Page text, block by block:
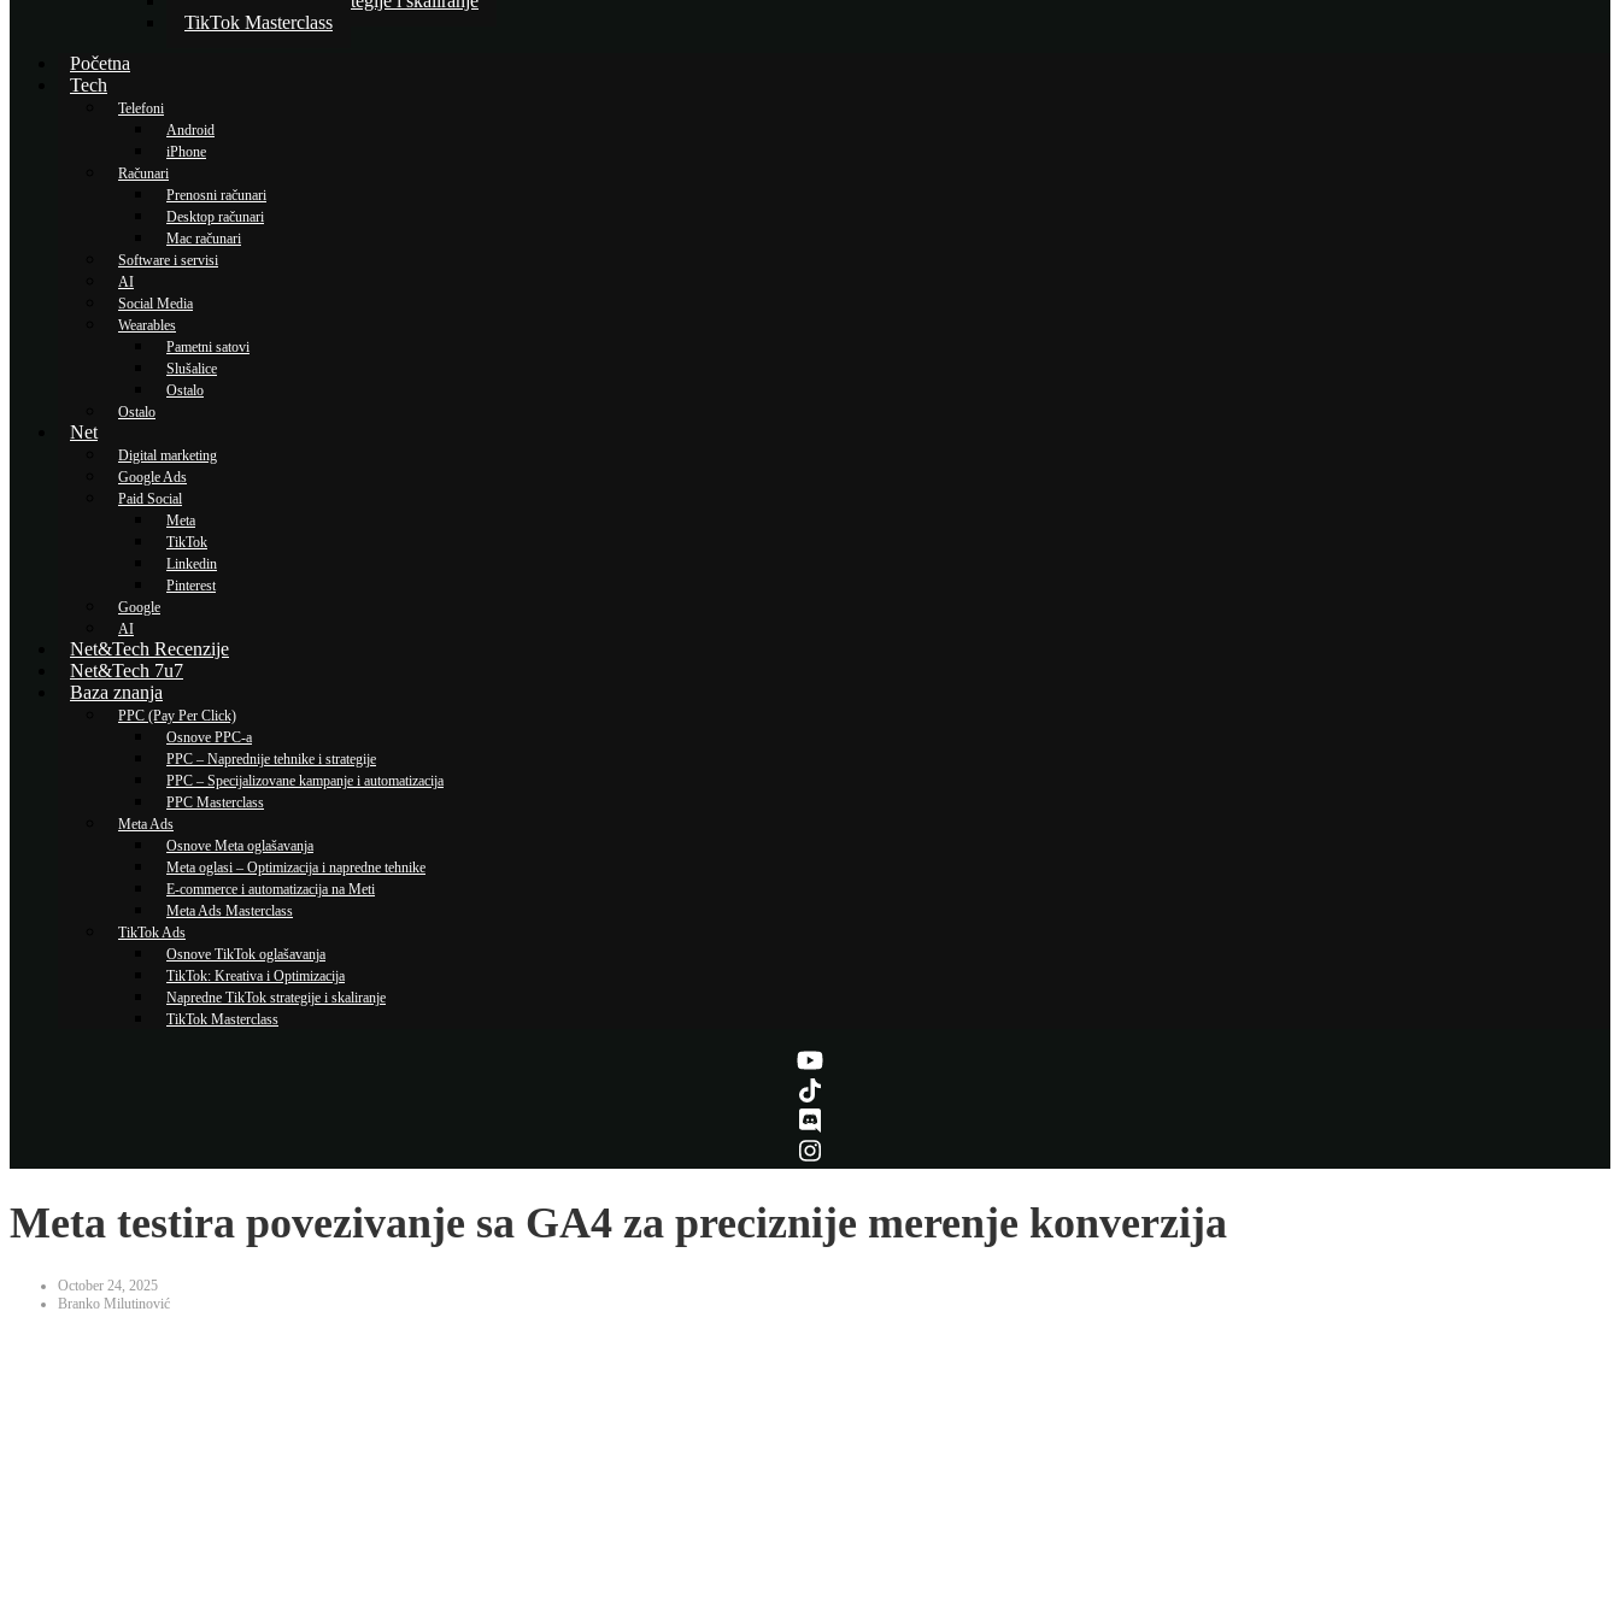
TikTok Masterclass
Početna
Tech
Telefoni
Android
iPhone
Računari
Prenosni računari
Desktop računari
Mac računari
Software i servisi
AI
Social Media
Wearables
Pametni satovi
Slušalice
Ostalo
Ostalo
Net
Digital marketing
Google Ads
Paid Social
Meta
TikTok
Linkedin
Pinterest
Google
AI
Net&Tech Recenzije
Net&Tech 7u7
Baza znanja
PPC (Pay Per Click)
Osnove PPC-a
PPC – Naprednije tehnike i strategije
PPC – Specijalizovane kampanje i automatizacija
PPC Masterclass
Meta Ads
Osnove Meta oglašavanja
Meta oglasi – Optimizacija i napredne tehnike
E-commerce i automatizacija na Meti
Meta Ads Masterclass
TikTok Ads
Osnove TikTok oglašavanja
TikTok: Kreativa i Optimizacija
Napredne TikTok strategije i skaliranje
TikTok Masterclass
Meta testira povezivanje sa GA4 za preciznije merenje konverzija
October 24, 2025
Branko Milutinović